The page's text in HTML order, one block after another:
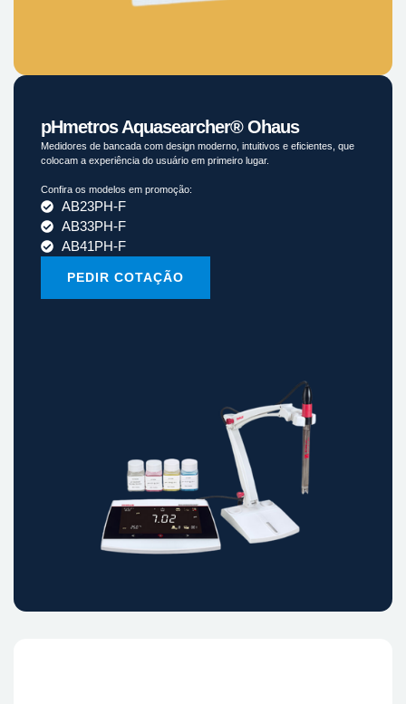
pHmetros Aquasearcher® Ohaus
Medidores de bancada com design moderno, intuitivos e eficientes, que
colocam a experiência do usuário em primeiro lugar.
Confira os modelos em promoção:
AB23PH-F
AB33PH-F
AB41PH-F
PEDIR COTAÇÃO